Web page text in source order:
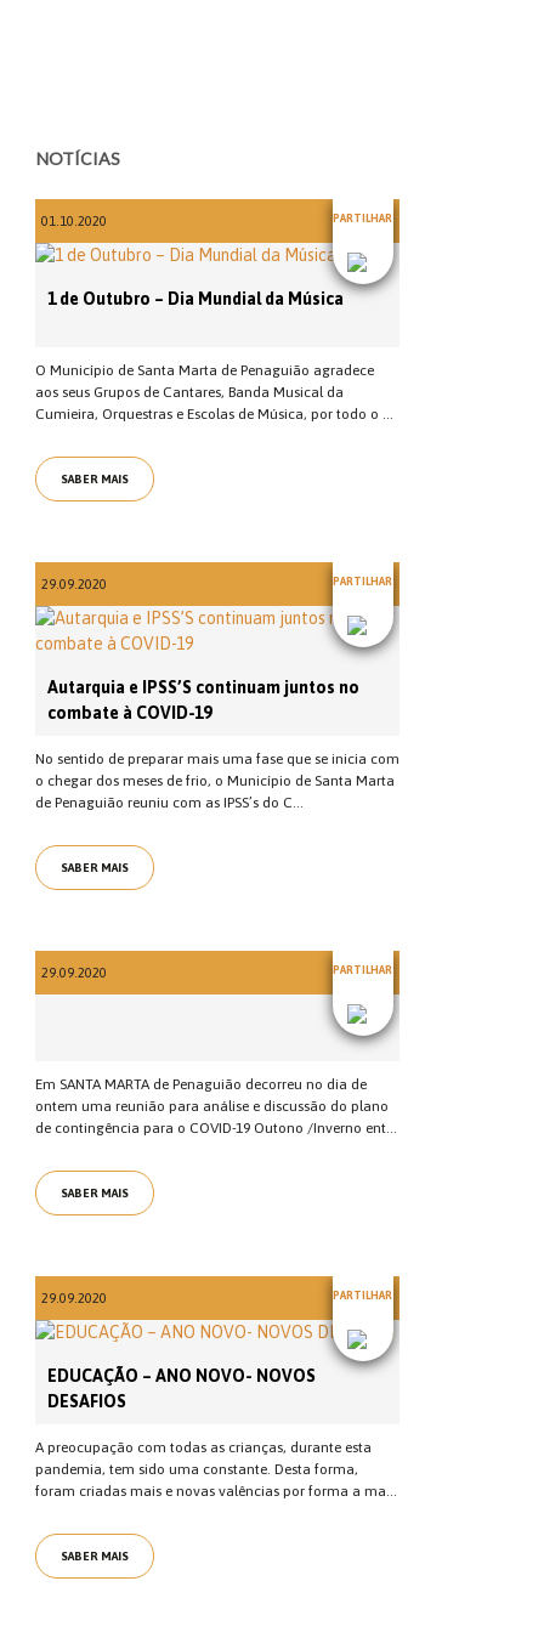
NOTÍCIAS
01.10.2020 PARTILHAR
1 de Outubro – Dia Mundial da Música
O Município de Santa Marta de Penaguião agradece
aos seus Grupos de Cantares, Banda Musical da
Cumieira, Orquestras e Escolas de Música, por todo o ...
SABER MAIS
29.09.2020 PARTILHAR
Autarquia e IPSS’S continuam juntos no
combate à COVID-19
No sentido de preparar mais uma fase que se inicia com
o chegar dos meses de frio, o Município de Santa Marta
de Penaguião reuniu com as IPSS’s do C...
SABER MAIS
29.09.2020 PARTILHAR
Em SANTA MARTA de Penaguião decorreu no dia de
ontem uma reunião para análise e discussão do plano
de contingência para o COVID-19 Outono /Inverno ent...
SABER MAIS
29.09.2020 PARTILHAR
EDUCAÇÃO – ANO NOVO- NOVOS
DESAFIOS
A preocupação com todas as crianças, durante esta
pandemia, tem sido uma constante. Desta forma,
foram criadas mais e novas valências por forma a ma...
SABER MAIS